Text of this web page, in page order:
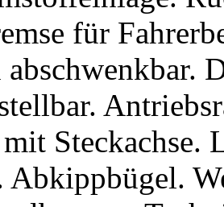
für
abschwenkbar.
Steckachse.